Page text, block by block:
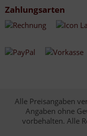
Zahlungsarten
Alle Preisangaben
Angaben ohne
vorbehalten. Alle